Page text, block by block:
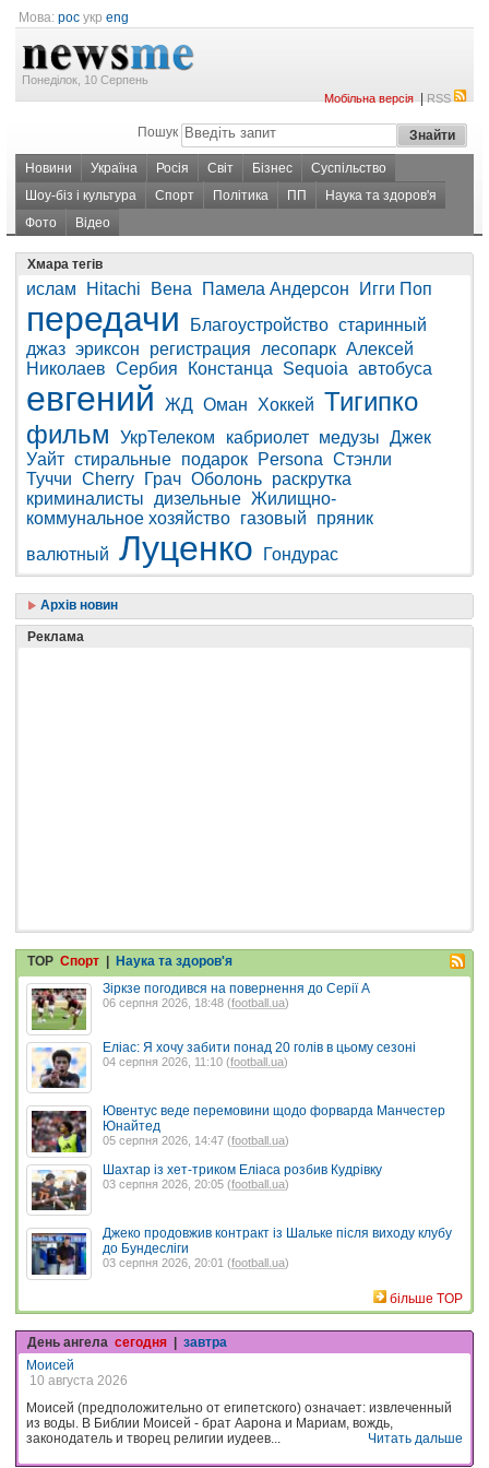
Мова: рос укр eng
Понеділок, 10 Серпень
Мобільна версія|RSS
Пошук
Новини Україна Росія Світ Бізнес
Суспільство
Шоу-біз і культура
Спорт Політика ПП
Наука та здоров'я
Фото
Відео
Хмара тегів
ислам Hitachi Вена Памела Андерсон Игги Поп
передачи Благоустройство старинный
джаз эриксон регистрация лесопарк Алексей
Николаев Сербия Констанца Sequoia автобуса
евгений ЖД Оман Хоккей Тигипко
фильм
УкрТелеком кабриолет медузы Джек
Уайт стиральные подарок Persona Стэнли
Туччи Cherry Грач Оболонь раскрутка
криминалисты
дизельные Жилищно-
коммунальное хозяйство газовый
пряник
валютный Луценко Гондурас
Архів новин
Реклама
TOP Спорт
Наука та здоров'я
Зіркзе погодився на повернення до Серії А
06 серпня 2026, 18:48 (football.ua)
Еліас: Я хочу забити понад 20 голів в цьому сезоні
04 серпня 2026, 11:10 (football.ua)
Ювентус веде перемовини щодо форварда Манчестер
Юнайтед
05 серпня 2026, 14:47 (football.ua)
Шахтар із хет-триком Еліаса розбив Кудрівку
03 серпня 2026, 20:05 (football.ua)
Джеко продовжив контракт із Шальке після виходу клубу
до Бундесліги
03 серпня 2026, 20:01 (football.ua)
більше TOP
День ангела сегодня | завтра
Моисей
10 августа 2026
Моисей (предположительно от египетского) означает: извлеченный
из воды. В Библии Моисей - брат Аарона и Мариам, вождь,
законодатель и творец религии иудеев...
Читать дальше